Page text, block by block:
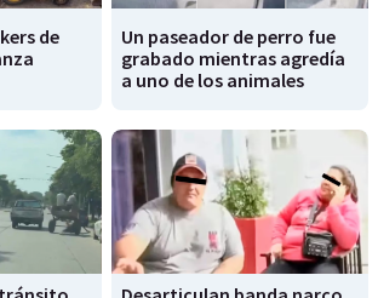
de
Un paseador de perro fue
grabado mientras agredía
a uno de los animales